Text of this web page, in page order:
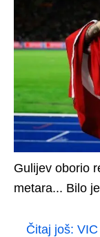
Gulijev oborio
metara... Bilo je
Čitaj još: